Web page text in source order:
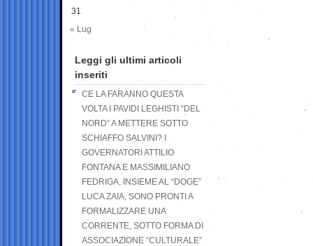
31
« Lug
Leggi gli ultimi articoli
inseriti
CE LA FARANNO QUESTA
VOLTA I PAVIDI LEGHISTI “DEL
NORD” A METTERE SOTTO
SCHIAFFO SALVINI? I
GOVERNATORI ATTILIO
FONTANA E MASSIMILIANO
FEDRIGA, INSIEME AL “DOGE”
LUCA ZAIA, SONO PRONTI A
FORMALIZZARE UNA
CORRENTE, SOTTO FORMA DI
ASSOCIAZIONE “CULTURALE”